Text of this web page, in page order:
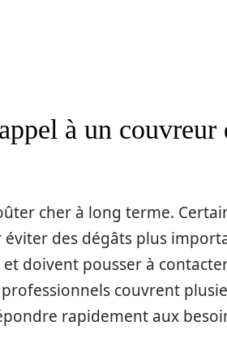
à un couvreur
cher à long terme.
des dégâts plus
doivent pousser à
couvrent
rapidement aux